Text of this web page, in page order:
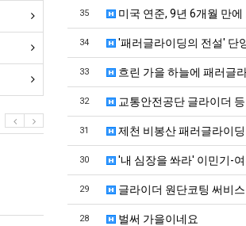
35 미국 연준, 9년 6개월 만
34 '패러글라이딩의 전설' 단
33 흐린 가을 하늘에 패러글
32 교통안전공단 글라이더
31 제천 비봉산 패러글라이
30 '내 심장을 쏴라' 이민기-
29 글라이더 원단코팅 써비스
28 벌써 가을이네요